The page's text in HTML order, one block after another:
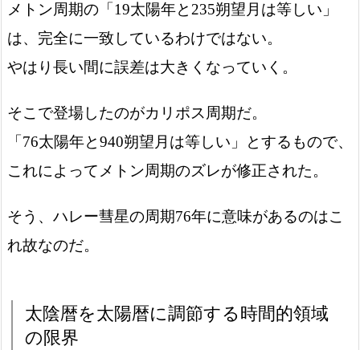
メトン周期の「19太陽年と235朔望月は等しい」
は、完全に一致しているわけではない。
やはり長い間に誤差は大きくなっていく。
そこで登場したのがカリポス周期だ。
「76太陽年と940朔望月は等しい」とするもので、
これによってメトン周期のズレが修正された。
そう、ハレー彗星の周期76年に意味があるのはこ
れ故なのだ。
太陰暦を太陽暦に調節する時間的領域
の限界